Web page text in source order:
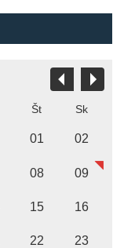
Št Sk
01 02
08 09
15 16
22 23